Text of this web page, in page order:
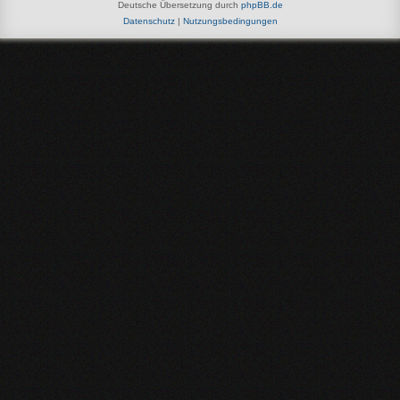
Deutsche Übersetzung durch phpBB.de
Datenschutz| Nutzungsbedingungen